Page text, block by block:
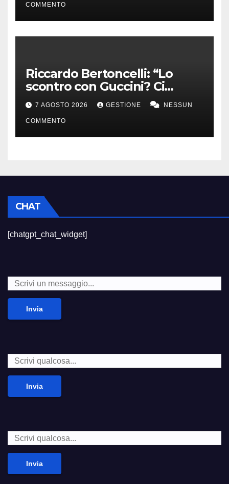
COMMENTO
Riccardo Bertoncelli: “Lo
scontro con Guccini? Ci
volevamo bene”
7 AGOSTO 2026 GESTIONE NESSUN
COMMENTO
CHAT
[chatgpt_chat_widget]
Invia
Invia
Invia